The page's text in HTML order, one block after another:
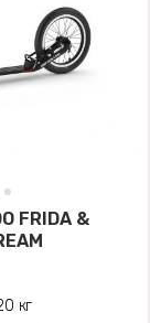
FRIDA &
кг